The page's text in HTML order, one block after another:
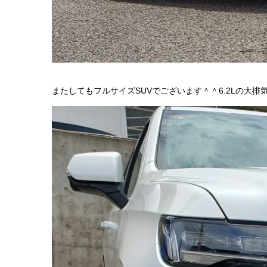
またしてもフルサイズSUVでございます＾＾6.2Lの大排